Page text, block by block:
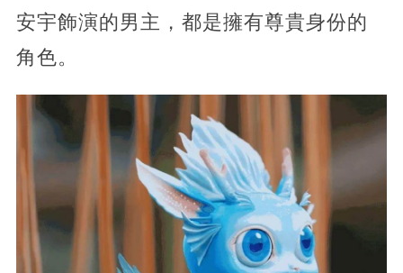
安宇飾演的男主，都是擁有尊貴身份的
角色。